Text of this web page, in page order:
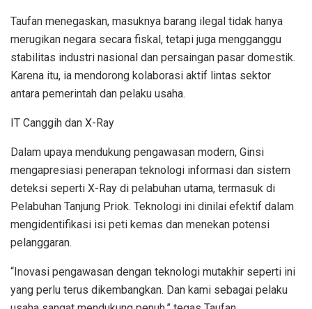
Taufan menegaskan, masuknya barang ilegal tidak hanya
merugikan negara secara fiskal, tetapi juga mengganggu
stabilitas industri nasional dan persaingan pasar domestik.
Karena itu, ia mendorong kolaborasi aktif lintas sektor
antara pemerintah dan pelaku usaha.
IT Canggih dan X-Ray
Dalam upaya mendukung pengawasan modern, Ginsi
mengapresiasi penerapan teknologi informasi dan sistem
deteksi seperti X-Ray di pelabuhan utama, termasuk di
Pelabuhan Tanjung Priok. Teknologi ini dinilai efektif dalam
mengidentifikasi isi peti kemas dan menekan potensi
pelanggaran.
“Inovasi pengawasan dengan teknologi mutakhir seperti ini
yang perlu terus dikembangkan. Dan kami sebagai pelaku